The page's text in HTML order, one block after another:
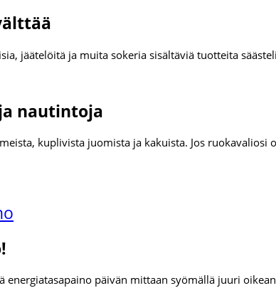
jäätelöitä ja muita sokeria sisältäviä tuotteita
nautintoja
kuplivista juomista ja kakuista. Jos
energiatasapaino päivän mittaan syömällä juuri